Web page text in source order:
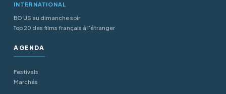
INTERNATIONAL
BO US au dimanche soir
Top 20 des films français à l’étranger
AGENDA
Festivals
Marchés